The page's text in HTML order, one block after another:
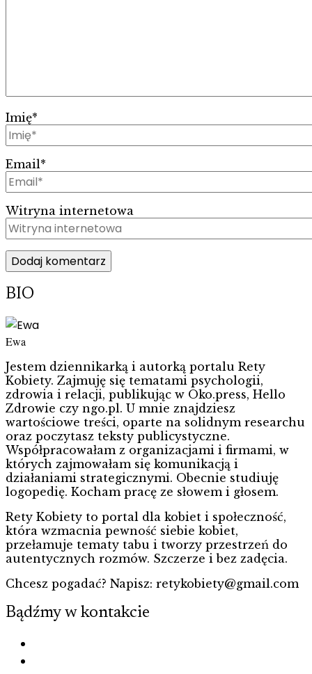
Imię*
Email*
Witryna internetowa
BIO
Ewa
Jestem dziennikarką i autorką portalu Rety
Kobiety. Zajmuję się tematami psychologii,
zdrowia i relacji, publikując w Oko.press, Hello
Zdrowie czy ngo.pl. U mnie znajdziesz
wartościowe treści, oparte na solidnym researchu
oraz poczytasz teksty publicystyczne.
Współpracowałam z organizacjami i firmami, w
których zajmowałam się komunikacją i
działaniami strategicznymi. Obecnie studiuję
logopedię. Kocham pracę ze słowem i głosem.
Rety Kobiety to portal dla kobiet i społeczność,
która wzmacnia pewność siebie kobiet,
przełamuje tematy tabu i tworzy przestrzeń do
autentycznych rozmów. Szczerze i bez zadęcia.
Chcesz pogadać? Napisz: retykobiety@gmail.com
Bądźmy w kontakcie